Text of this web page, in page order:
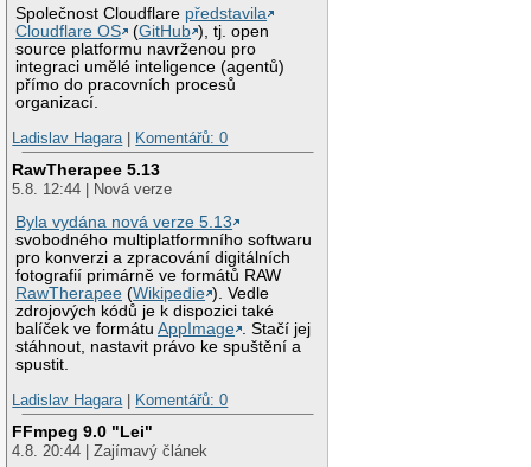
Společnost Cloudflare představila
Cloudflare OS
(GitHub ), tj. open
source platformu navrženou pro
integraci umělé inteligence (agentů)
přímo do pracovních procesů
organizací.
Ladislav Hagara| Komentářů: 0
RawTherapee 5.13
5.8. 12:44 | Nová verze
Byla vydána nová verze 5.13
svobodného multiplatformního softwaru
pro konverzi a zpracování digitálních
fotografií primárně ve formátů RAW
RawTherapee (Wikipedie ). Vedle
zdrojových kódů je k dispozici také
balíček ve formátuAppImage . Stačí jej
stáhnout, nastavit právo ke spuštění a
spustit.
Ladislav Hagara| Komentářů: 0
FFmpeg 9.0 "Lei"
4.8. 20:44 | Zajímavý článek